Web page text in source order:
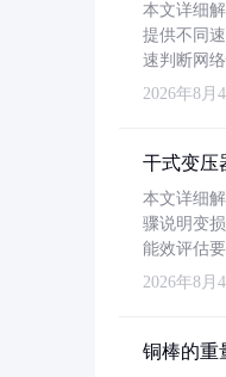
本文详细
提供不同
速判断网络
2026年8月
干式变压
本文详细
骤说明变
能效评估要
2026年8月
铜棒的重